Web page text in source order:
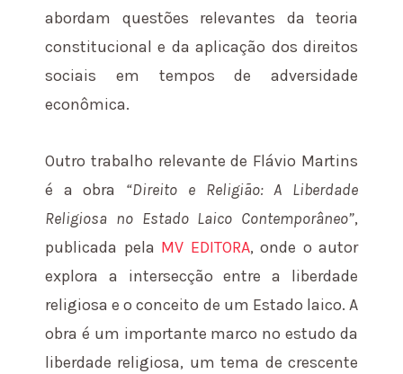
abordam questões relevantes da teoria
constitucional e da aplicação dos direitos
sociais em tempos de adversidade
econômica.
Outro trabalho relevante de Flávio Martins
é a obra “Direito e Religião: A Liberdade
Religiosa no Estado Laico Contemporâneo”,
publicada pela MV EDITORA, onde o autor
explora a intersecção entre a liberdade
religiosa e o conceito de um Estado laico. A
obra é um importante marco no estudo da
liberdade religiosa, um tema de crescente